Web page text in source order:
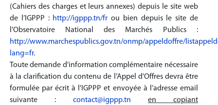
(Cahiers des charges et leurs annexes) depuis le site web
de l’IGPPP : http://igppp.tn/fr ou bien depuis le site de
l’Observatoire National des Marchés Publics :
http://www.marchespublics.gov.tn/onmp/appeldoffre/
lang=fr.
Toute demande d'information complémentaire nécessaire
à la clarification du contenu de l’Appel d’Offres devra être
formulée par écrit à l’IGPPP et envoyée à l’adresse email
suivante : contact@igppp.tn
en copiant